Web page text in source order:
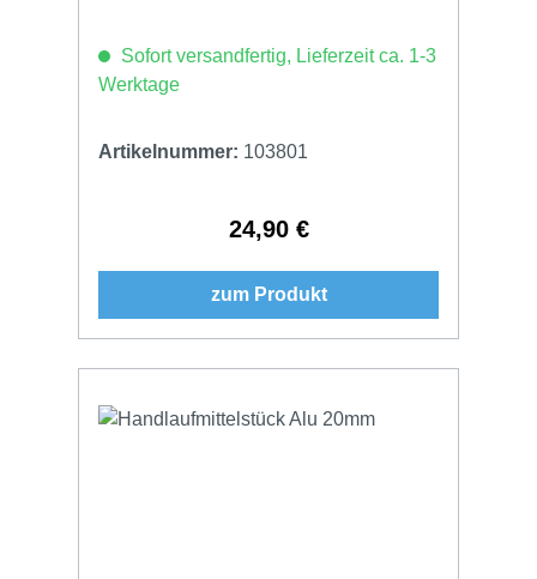
Sofort versandfertig, Lieferzeit ca. 1-3
Werktage
Artikelnummer: 103801
Regulärer Preis:
24,90 €
zum Produkt